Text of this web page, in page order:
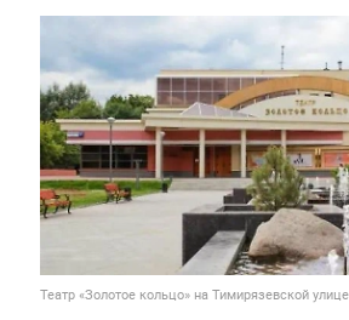
Театр «Золотое кольцо» на Тимирязевской